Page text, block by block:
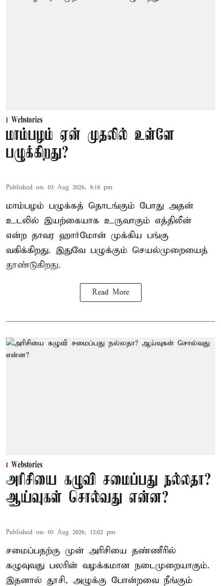
Webstories
மாம்பழம் ஏன் முதலில் உள்ளே
பழுக்கிறது?
Published on: 03 Aug 2026, 9:18 pm
மாம்பழம் பழுக்கத் தொடங்கும் போது அதன்
உடலில் இயற்கையாக உருவாகும் எத்திலீன்
என்ற தாவர ஹார்மோன் முக்கிய பங்கு
வகிக்கிறது. இதுவே பழுக்கும் செயல்முறையைத்
தூண்டுகிறது.
Read More
Webstories
அரிசியை கழுவி சமைப்பது நல்லதா?
ஆய்வுகள் சொல்வது என்ன?
Published on: 03 Aug 2026, 12:02 pm
சமைப்பதற்கு முன் அரிசியை தண்ணீரில்
கழுவுவது பலரின் வழக்கமான நடைமுறையாகும்.
இதனால் தூசி, அழுக்கு போன்றவை நீங்கும்